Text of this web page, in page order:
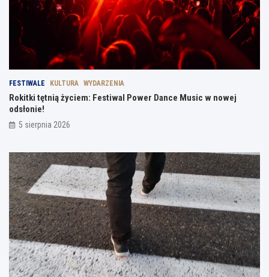
FESTIWALE KULTURA WYDARZENIA
Rokitki tętnią życiem: Festiwal Power Dance Music w nowej
odsłonie!
5 sierpnia 2026